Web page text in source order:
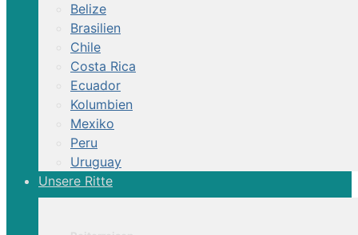
Belize
Brasilien
Chile
Costa Rica
Ecuador
Kolumbien
Mexiko
Peru
Uruguay
Unsere Ritte